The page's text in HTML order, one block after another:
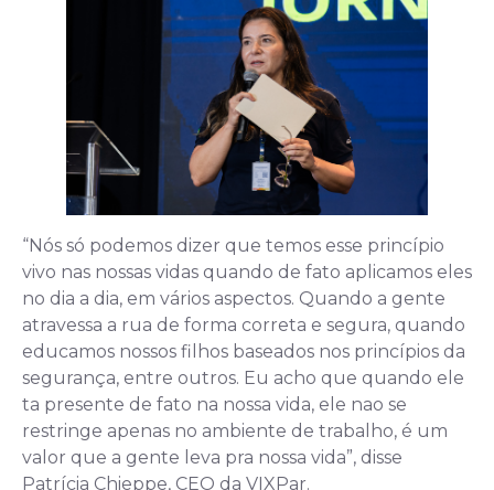
“Nós só podemos dizer que temos esse princípio
vivo nas nossas vidas quando de fato aplicamos eles
no dia a dia, em vários aspectos. Quando a gente
atravessa a rua de forma correta e segura, quando
educamos nossos filhos baseados nos princípios da
segurança, entre outros. Eu acho que quando ele
ta presente de fato na nossa vida, ele nao se
restringe apenas no ambiente de trabalho, é um
valor que a gente leva pra nossa vida”, disse
Patrícia Chieppe, CEO da VIXPar.